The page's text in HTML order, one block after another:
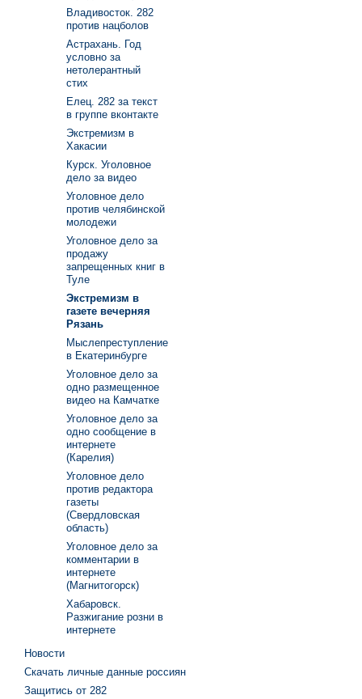
Владивосток. 282
против нацболов
Астрахань. Год
условно за
нетолерантный
стих
Елец. 282 за текст
в группе вконтакте
Экстремизм в
Хакасии
Курск. Уголовное
дело за видео
Уголовное дело
против челябинской
молодежи
Уголовное дело за
продажу
запрещенных книг в
Туле
Экстремизм в
газете вечерняя
Рязань
Мыслепреступление
в Екатеринбурге
Уголовное дело за
одно размещенное
видео на Камчатке
Уголовное дело за
одно сообщение в
интернете
(Карелия)
Уголовное дело
против редактора
газеты
(Свердловская
область)
Уголовное дело за
комментарии в
интернете
(Магнитогорск)
Хабаровск.
Разжигание розни в
интернете
Новости
Скачать личные данные россиян
Защитись от 282